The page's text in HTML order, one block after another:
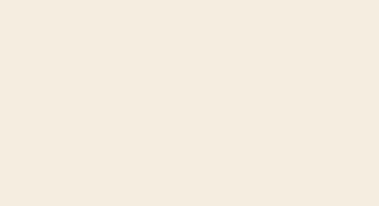
nouveau cadre pour relancer les
CO2 : c’est le pari de Bloomineral.